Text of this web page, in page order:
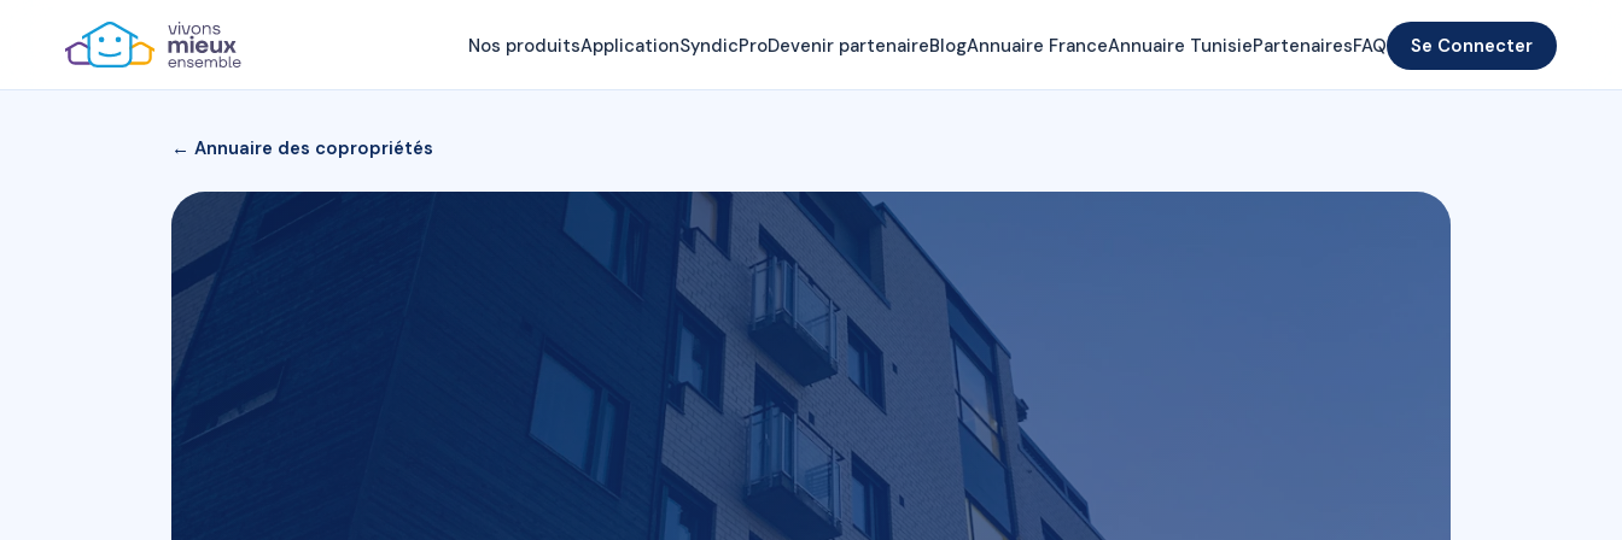
Nos produitsApplicationSyndicProDevenir partenaireBlogAnnuaire FranceAnnuaire TunisiePartenairesFAQ Se Connecter
← Annuaire des copropriétés